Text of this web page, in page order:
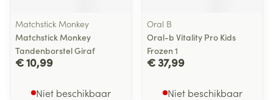
Matchstick Monkey
Matchstick Monkey
Tandenborstel Giraf
€ 10,99
Niet beschikbaar
Oral B
Oral-b Vitality Pro Kids
Frozen 1
€ 37,99
Niet beschikbaar